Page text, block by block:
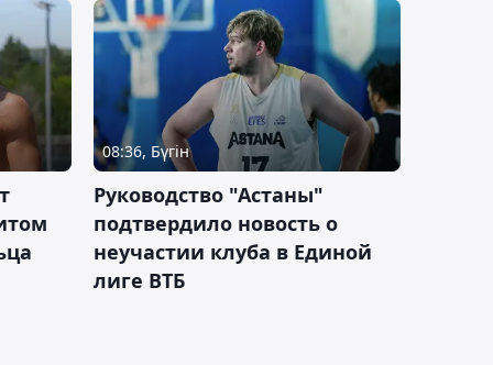
08:36, Бүгін
Руководство "Астаны"
подтвердило новость о
неучастии клуба в Единой
лиге ВТБ